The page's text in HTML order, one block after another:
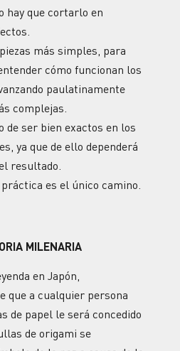
hay que cortarlo en
más simples, para
cómo funcionan los
paulatinamente
complejas.
de ser bien exactos en los
ya que de ello dependerá
resultado.
es el único camino.
MILENARIA
en Japón,
que a cualquier persona
de papel le será concedido
de origami se